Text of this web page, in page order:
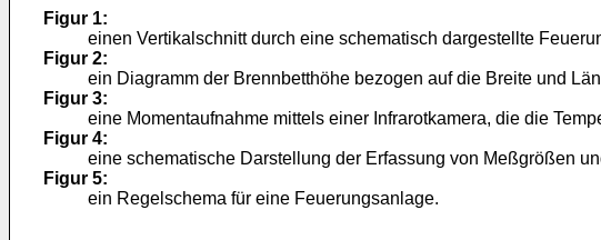
Figur 1:
einen Vertikalschnitt durch eine schematisch dargestellte
Figur 2:
ein Diagramm der Brennbetthöhe bezogen auf die Breite und
Figur 3:
eine Momentaufnahme mittels einer Infrarotkamera, die die
Figur 4:
eine schematische Darstellung der Erfassung von Meßgrößen
Figur 5:
ein Regelschema für eine Feuerungsanlage.